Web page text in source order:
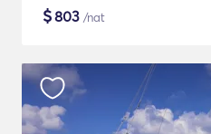
$803 /nat